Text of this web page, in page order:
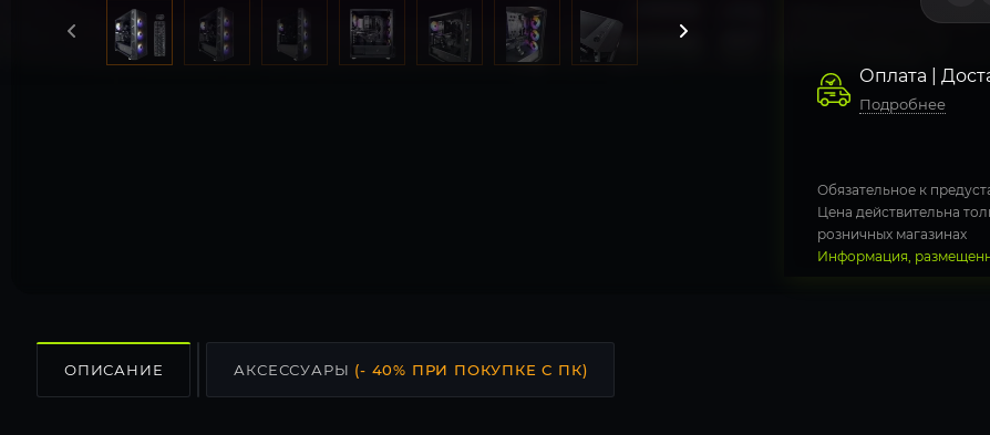
Оплата |
Подробнее
Обязательное к
Цена действительна
розничных магазинах
Информация,
ОПИСАНИЕ АКСЕССУАРЫ (- 40% ПРИ ПОКУПКЕ С ПК)